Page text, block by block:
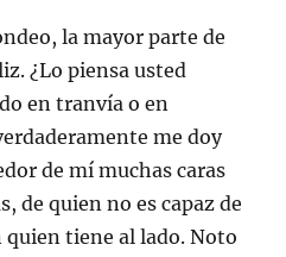
la mayor parte de
¿Lo piensa usted
en tranvía o en
me doy
de mí muchas caras
de quien no es capaz de
quien tiene al lado. Noto